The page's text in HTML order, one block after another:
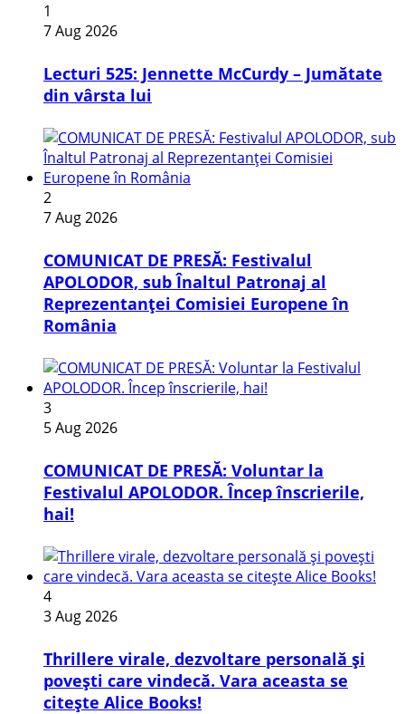
1
7 Aug 2026
Lecturi 525: Jennette McCurdy – Jumătate
din vârsta lui
2
7 Aug 2026
COMUNICAT DE PRESĂ: Festivalul
APOLODOR, sub Înaltul Patronaj al
Reprezentanței Comisiei Europene în
România
3
5 Aug 2026
COMUNICAT DE PRESĂ: Voluntar la
Festivalul APOLODOR. Încep înscrierile,
hai!
4
3 Aug 2026
Thrillere virale, dezvoltare personală și
povești care vindecă. Vara aceasta se
citește Alice Books!